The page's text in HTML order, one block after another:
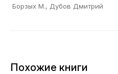
Борзых М., Дубов Дмитрий
Похожие книги